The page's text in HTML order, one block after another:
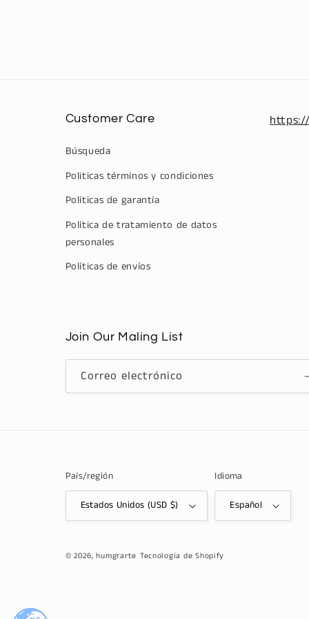
Customer Care
Búsqueda
Politicas términos y condiciones
Políticas de garantía
Política de tratamiento de datos
personales
Políticas de envíos
Join Our Maling List
Correo electrónico
País/región
Estados Unidos (USD $)
Idioma
Español
© 2026,humgrarte Tecnología de Shopify